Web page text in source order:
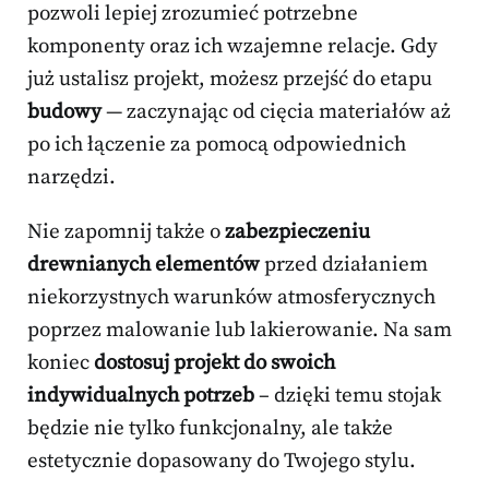
pozwoli lepiej zrozumieć potrzebne
komponenty oraz ich wzajemne relacje. Gdy
już ustalisz projekt, możesz przejść do etapu
budowy— zaczynając od cięcia materiałów aż
po ich łączenie za pomocą odpowiednich
narzędzi.
Nie zapomnij także ozabezpieczeniu
drewnianych elementówprzed działaniem
niekorzystnych warunków atmosferycznych
poprzez malowanie lub lakierowanie. Na sam
koniecdostosuj projekt do swoich
indywidualnych potrzeb– dzięki temu stojak
będzie nie tylko funkcjonalny, ale także
estetycznie dopasowany do Twojego stylu.